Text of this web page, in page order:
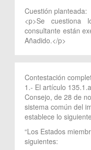
Cuestión planteada:
<p>Se cuestiona
consultante están
Añadido.</p>
Contestación
1.- El artículo
Consejo, de 28 de
sistema común del
establece lo
“Los Estados
siguientes: